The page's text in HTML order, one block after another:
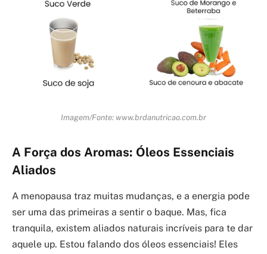
Imagem/Fonte: www.brdanutricao.com.br
A Força dos Aromas: Óleos Essenciais
Aliados
A menopausa traz muitas mudanças, e a energia pode
ser uma das primeiras a sentir o baque. Mas, fica
tranquila, existem aliados naturais incríveis para te dar
aquele up. Estou falando dos óleos essenciais! Eles